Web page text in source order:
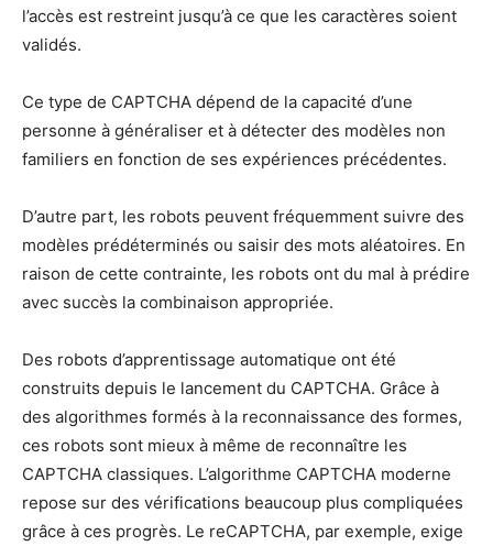
l’accès est restreint jusqu’à ce que les caractères soient
validés.
Ce type de CAPTCHA dépend de la capacité d’une
personne à généraliser et à détecter des modèles non
familiers en fonction de ses expériences précédentes.
D’autre part, les robots peuvent fréquemment suivre des
modèles prédéterminés ou saisir des mots aléatoires. En
raison de cette contrainte, les robots ont du mal à prédire
avec succès la combinaison appropriée.
Des robots d’apprentissage automatique ont été
construits depuis le lancement du CAPTCHA. Grâce à
des algorithmes formés à la reconnaissance des formes,
ces robots sont mieux à même de reconnaître les
CAPTCHA classiques. L’algorithme CAPTCHA moderne
repose sur des vérifications beaucoup plus compliquées
grâce à ces progrès. Le reCAPTCHA, par exemple, exige